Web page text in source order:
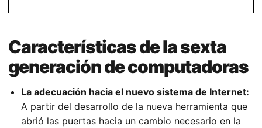
Características de la sexta
generación de computadoras
La adecuación hacia el nuevo sistema de Internet:
A partir del desarrollo de la nueva herramienta que
abrió las puertas hacia un cambio necesario en la